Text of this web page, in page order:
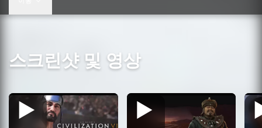
스크린샷 및 영상